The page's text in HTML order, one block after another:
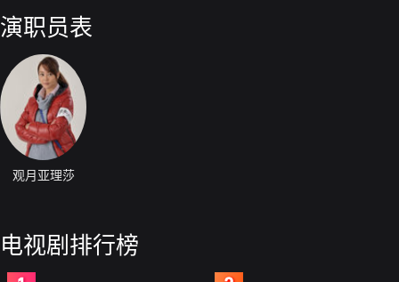
演职员表
观月亚理莎
电视剧排行榜